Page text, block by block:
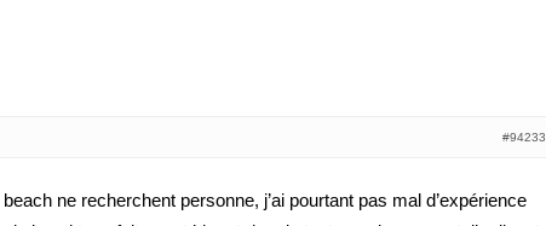
#94233
ne recherchent personne, j’ai pourtant pas mal d’expérience